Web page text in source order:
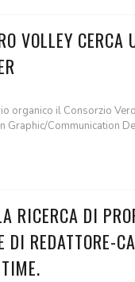
VOLLEY CERCA
organico il Consorzio Vero
Graphic/Communication
RICERCA DI
DI REDATTORE-